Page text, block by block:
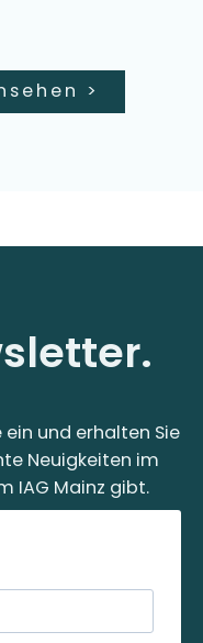
>
ein und erhalten Sie
Neuigkeiten im
IAG Mainz gibt.